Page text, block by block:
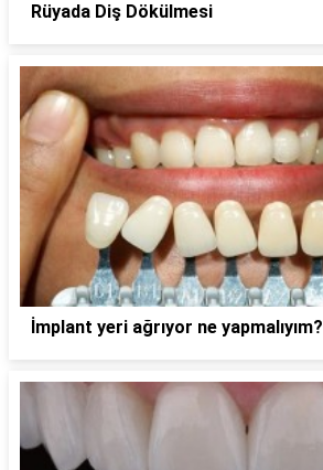
Rüyada Diş Dökülmesi
İmplant yeri ağrıyor ne yapmalıyım?